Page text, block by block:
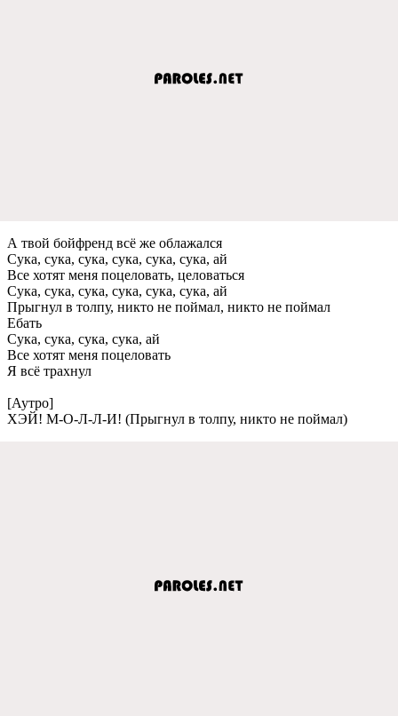
А твой бойфренд всё же облажался
Сука, сука, сука, сука, сука, сука, ай
Все хотят меня поцеловать, целоваться
Сука, сука, сука, сука, сука, сука, ай
Прыгнул в толпу, никто не поймал, никто не поймал
Ебать
Сука, сука, сука, сука, ай
Все хотят меня поцеловать
Я всё трахнул
[Аутро]
ХЭЙ! М-О-Л-Л-И! (Прыгнул в толпу, никто не поймал)